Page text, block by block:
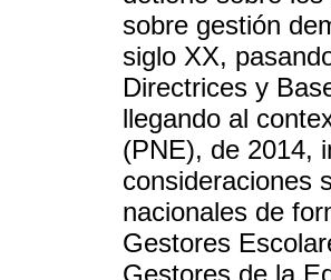
sobre gestión
siglo XX,
Directrices y
llegando al
(PNE), de 2014,
consideraciones
nacionales de
Gestores
Gestores de la